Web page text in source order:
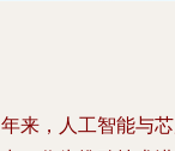
来，人工智能与